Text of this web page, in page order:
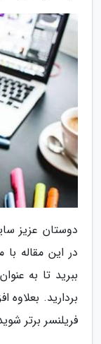
دوستان عزیز
در این مقاله
ببرید تا به
بردارید.
فریلنسر برتر